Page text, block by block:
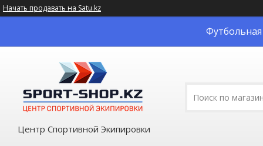
Начать продавать на Satu.kz
Футбольная
Центр Спортивной Экипировки